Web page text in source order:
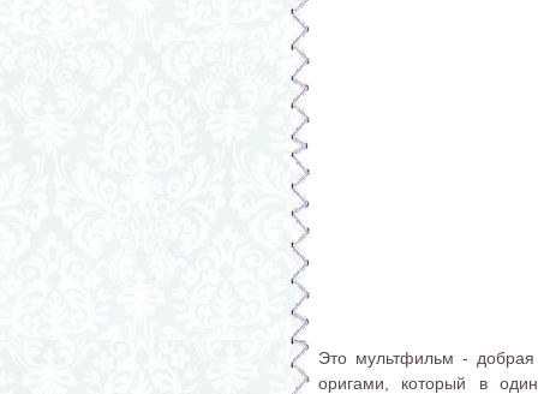
Это мультфильм -
оригами, который в